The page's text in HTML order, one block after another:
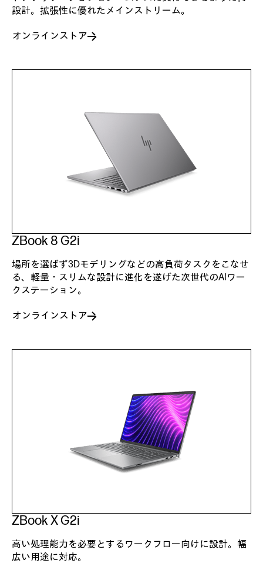
設計。拡張性に優れたメインストリーム。
オンラインストア
ZBook 8 G2i
場所を選ばず3Dモデリングなどの高負荷タスクをこなせ
る、軽量・スリムな設計に進化を遂げた次世代のAIワー
クステーション。
オンラインストア
ZBook X G2i
高い処理能力を必要とするワークフロー向けに設計。幅
広い用途に対応。